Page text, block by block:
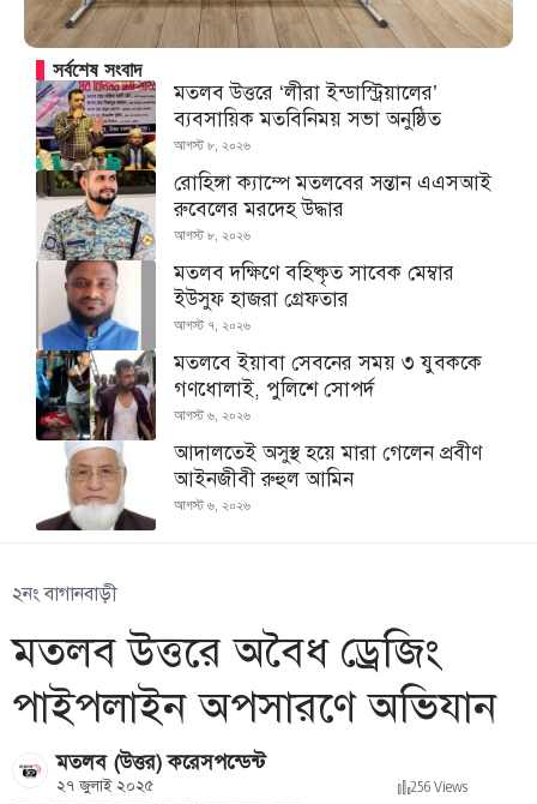
সর্বশেষ সংবাদ
মতলব উত্তরে ‘লীরা ইন্ডাস্ট্রিয়ালের’
ব্যবসায়িক মতবিনিময় সভা অনুষ্ঠিত
আগস্ট ৮, ২০২৬
রোহিঙ্গা ক্যাম্পে মতলবের সন্তান এএসআই
রুবেলের মরদেহ উদ্ধার
আগস্ট ৮, ২০২৬
মতলব দক্ষিণে বহিষ্কৃত সাবেক মেম্বার
ইউসুফ হাজরা গ্রেফতার
আগস্ট ৭, ২০২৬
মতলবে ইয়াবা সেবনের সময় ৩ যুবককে
গণধোলাই, পুলিশে সোপর্দ
আগস্ট ৬, ২০২৬
আদালতেই অসুস্থ হয়ে মারা গেলেন প্রবীণ
আইনজীবী রুহুল আমিন
আগস্ট ৬, ২০২৬
২নং বাগানবাড়ী
মতলব উত্তরে অবৈধ ড্রেজিং
পাইপলাইন অপসারণে অভিযান
মতলব (উত্তর) করেসপন্ডেন্ট
২৭ জুলাই ২০২৫ 256 Views